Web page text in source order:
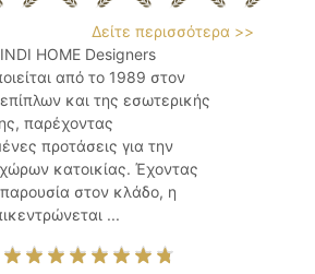
Δείτε περισσότερα >>
HOME Designers
από το 1989 στον
και της εσωτερικής
παρέχοντας
προτάσεις για την
κατοικίας. Έχοντας
στον κλάδο, η
...